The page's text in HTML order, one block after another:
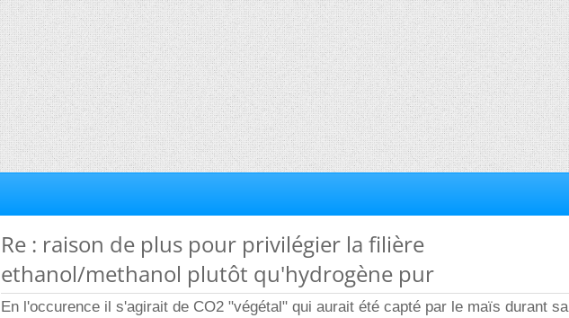
Re : raison de plus pour privilégier la filière
ethanol/methanol plutôt qu'hydrogène pur
En l'occurence il s'agirait de CO2 "végétal" qui aurait été capté par le maïs durant sa